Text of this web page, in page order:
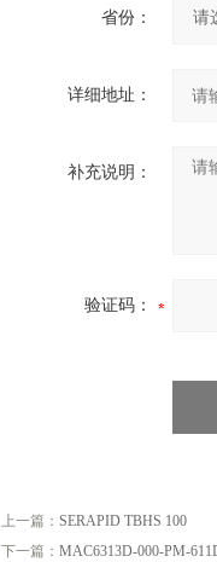
省份：
详细地址：
补充说明：
验证码：
上一篇： SERAPID TBHS 100
下一篇： MAC6313D-000-PM-